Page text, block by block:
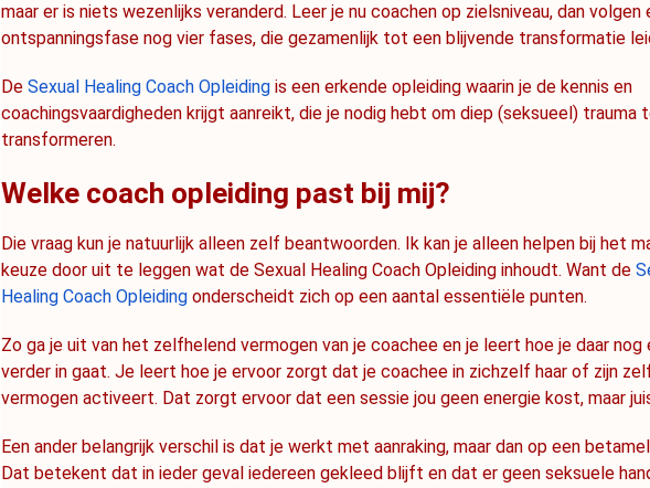
maar er is niets wezenlijks veranderd. Leer je nu coachen op zielsniveau, dan volgen
ontspanningsfase nog vier fases, die gezamenlijk tot een blijvende transformatie
De Sexual Healing Coach Opleiding is een erkende opleiding waarin je de kennis en
coachingsvaardigheden krijgt aanreikt, die je nodig hebt om diep (seksueel) trauma
transformeren.
Welke coach opleiding past bij mij?
Die vraag kun je natuurlijk alleen zelf beantwoorden. Ik kan je alleen helpen bij het
keuze door uit te leggen wat de Sexual Healing Coach Opleiding inhoudt. Want de
Healing Coach Opleiding onderscheidt zich op een aantal essentiële punten.
Zo ga je uit van het zelfhelend vermogen van je coachee en je leert hoe je daar nog
verder in gaat. Je leert hoe je ervoor zorgt dat je coachee in zichzelf haar of zijn
vermogen activeert. Dat zorgt ervoor dat een sessie jou geen energie kost, maar
Een ander belangrijk verschil is dat je werkt met aanraking, maar dan op een
Dat betekent dat in ieder geval iedereen gekleed blijft en dat er geen seksuele